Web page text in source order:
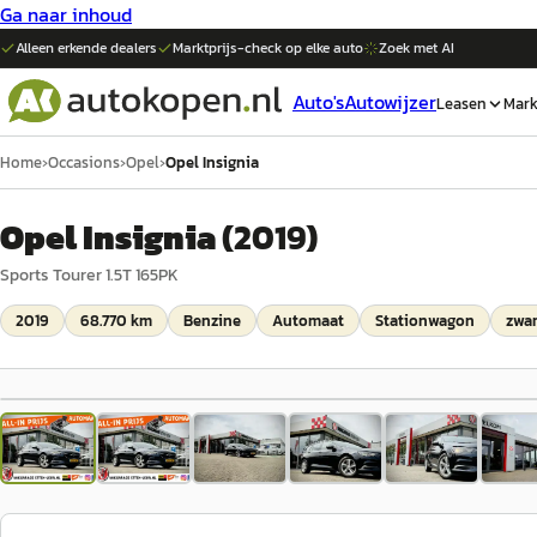
Ga naar inhoud
Alleen erkende dealers Marktprijs-check op elkeauto Zoek met AI
Auto'sAutowijzerLeasen
Home›Occasions›Opel›Opel Insignia
Opel Insignia(2019)
Sports Tourer 1.5T 165PK
2019 68.770 km Benzine Automaat Stationwagon